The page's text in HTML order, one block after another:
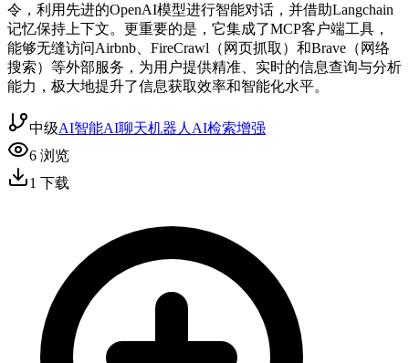
令，利用先进的OpenAI模型进行智能对话，并借助Langchain
记忆保持上下文。更重要的是，它集成了MCP客户端工具，
能够无缝访问Airbnb、FireCrawl（网页抓取）和Brave（网络
搜索）等外部服务，为用户提供精准、实时的信息查询与分析
能力，极大地提升了信息获取效率和智能化水平。
中级AI智能AI聊天机器人 AI检索增强
6 浏览
1 下载